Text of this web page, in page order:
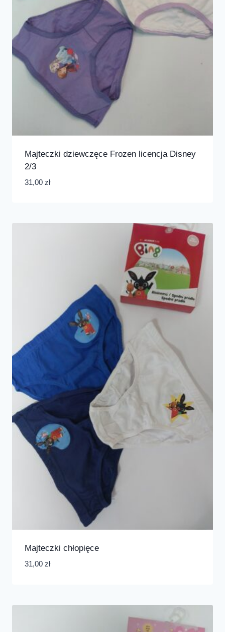
Majteczki dziewczęce Frozen licencja Disney
2/3
31,00 zł
Majteczki chłopięce
31,00 zł